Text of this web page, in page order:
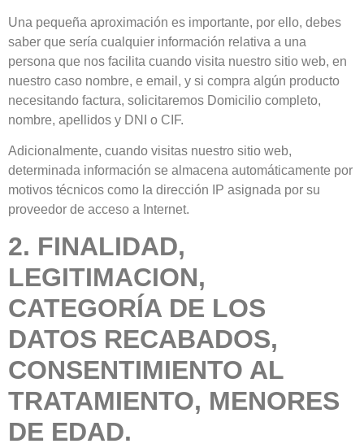
Una pequeña aproximación es importante, por ello, debes
saber que sería cualquier información relativa a una
persona que nos facilita cuando visita nuestro sitio web, en
nuestro caso nombre, e email, y si compra algún producto
necesitando factura, solicitaremos Domicilio completo,
nombre, apellidos y DNI o CIF.
Adicionalmente, cuando visitas nuestro sitio web,
determinada información se almacena automáticamente por
motivos técnicos como la dirección IP asignada por su
proveedor de acceso a Internet.
2. FINALIDAD,
LEGITIMACION,
CATEGORÍA DE LOS
DATOS RECABADOS,
CONSENTIMIENTO AL
TRATAMIENTO, MENORES
DE EDAD.